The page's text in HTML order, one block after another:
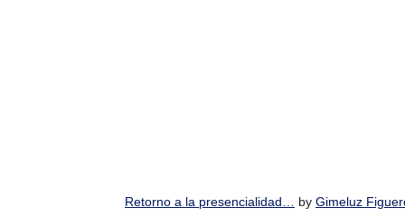
Retorno a la presencialidad… by Gimeluz